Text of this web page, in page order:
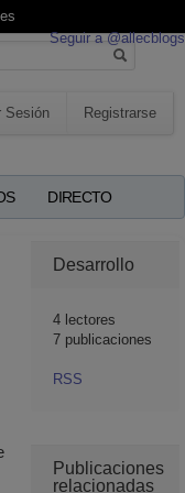
Seguir a @allecblogs
Sesión Registrarse
DIRECTO
Desarrollo
4lectores
7 publicaciones
RSS
Publicaciones
relacionadas